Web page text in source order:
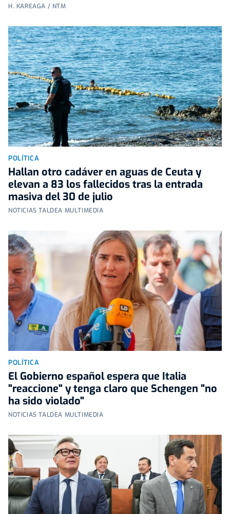
H. KAREAGA / NTM
POLÍTICA
Hallan otro cadáver en aguas de Ceuta y
elevan a 83 los fallecidos tras la entrada
masiva del 30 de julio
NOTICIAS TALDEA MULTIMEDIA
POLÍTICA
El Gobierno español espera que Italia
"reaccione" y tenga claro que Schengen "no
ha sido violado"
NOTICIAS TALDEA MULTIMEDIA